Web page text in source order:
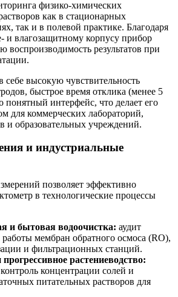
физико-химических
как в стационарных
так и в полевой практике. Благодаря
и влагозащитному корпусу прибор
воспроизводимость результатов при
себе высокую чувствительность
быстрое время отклика (менее 5
понятный интерфейс, что делает его
для коммерческих лабораторий,
и образовательных учреждений.
и индустриальные
позволяет эффективно
в технологические процессы
и бытовая водоочистка: аудит
мембран обратного осмоса (RO),
и фильтрационных станций.
растениеводство:
концентрации солей и
питательных растворов для